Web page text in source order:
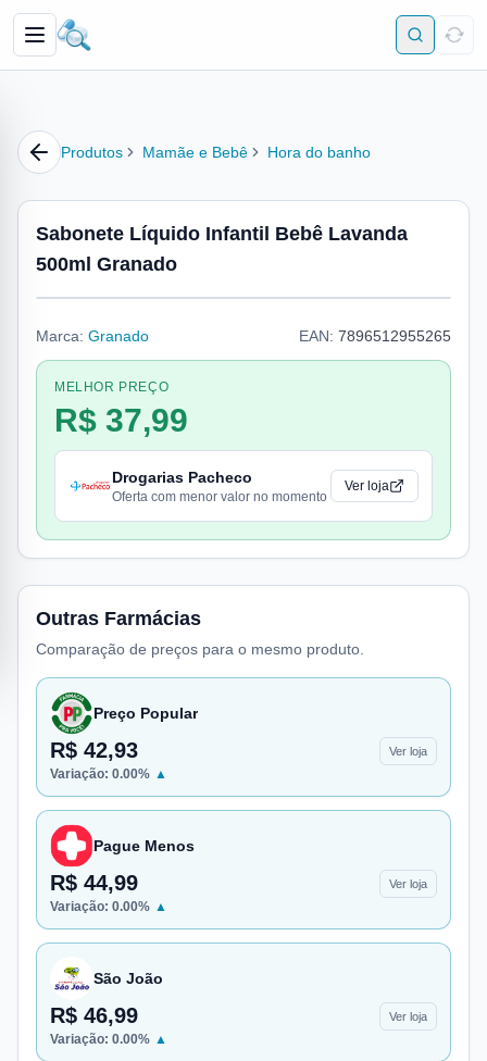
Produtos Mamãe e Bebê Hora do banho
Sabonete Líquido Infantil Bebê Lavanda
500ml Granado
Marca: Granado EAN: 7896512955265
MELHOR PREÇO
R$ 37,99
Drogarias Pacheco
Oferta com menor valor no momento
Ver loja
Outras Farmácias
Comparação de preços para o mesmo produto.
Preço Popular
R$ 42,93 Ver loja
Variação: 0.00% ▲
Pague Menos
R$ 44,99 Ver loja
Variação: 0.00% ▲
São João
R$ 46,99 Ver loja
Variação: 0.00% ▲